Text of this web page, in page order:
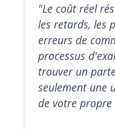
"Le coût réel
les retards, les
erreurs de
processus
trouver un
seulement une
de votre propre